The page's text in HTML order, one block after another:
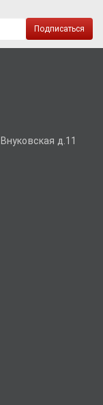
Подписаться
д.11